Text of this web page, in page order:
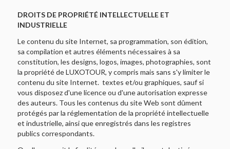
DROITS DE PROPRIÉTÉ INTELLECTUELLE ET
INDUSTRIELLE
Le contenu du site Internet, sa programmation, son édition,
sa compilation et autres éléments nécessaires à sa
constitution, les designs, logos, images, photographies, sont
la propriété de LUXOTOUR, y compris mais sans s'y limiter le
contenu du site Internet. textes et/ou graphiques, sauf si
vous disposez d'une licence ou d'une autorisation expresse
des auteurs. Tous les contenus du site Web sont dûment
protégés par la réglementation de la propriété intellectuelle
et industrielle, ainsi que enregistrés dans les registres
publics correspondants.